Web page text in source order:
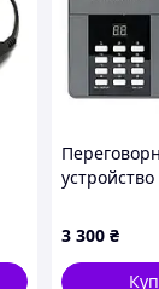
3 300 ₴